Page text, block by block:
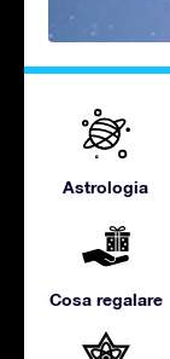
Astrologia
Cosa regalare